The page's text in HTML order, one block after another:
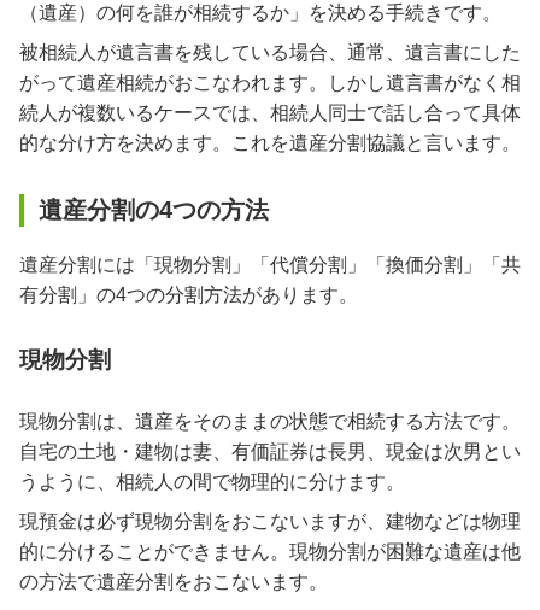
（遺産）の何を誰が相続するか」を決める手続きです。
被相続人が遺言書を残している場合、通常、遺言書にした
がって遺産相続がおこなわれます。しかし遺言書がなく相
続人が複数いるケースでは、相続人同士で話し合って具体
的な分け方を決めます。これを遺産分割協議と言います。
遺産分割の4つの方法
遺産分割には「現物分割」「代償分割」「換価分割」「共
有分割」の4つの分割方法があります。
現物分割
現物分割は、遺産をそのままの状態で相続する方法です。
自宅の土地・建物は妻、有価証券は長男、現金は次男とい
うように、相続人の間で物理的に分けます。
現預金は必ず現物分割をおこないますが、建物などは物理
的に分けることができません。現物分割が困難な遺産は他
の方法で遺産分割をおこないます。